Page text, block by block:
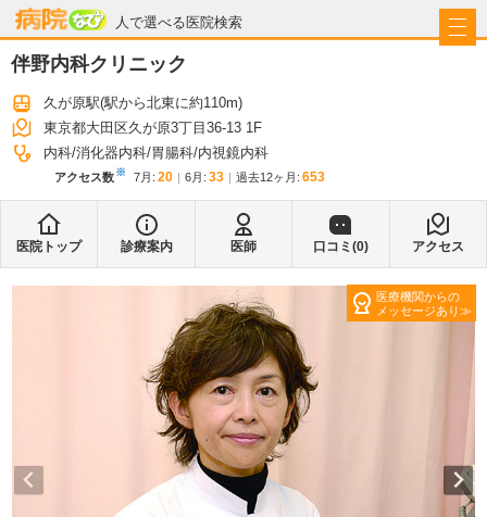
人で選べる医院検索
病院なび
伴野内科クリニック
久が原駅(駅から北東に約110m)
東京都大田区久が原3丁目36-13 1F
内科 消化器内科 胃腸科 内視鏡内科
アクセス数※ 7月 : 20 6月 : 33 過去12ヶ月: 653
医院トップ 診療案内 医師 口コミ(0) アクセス
医療機関からの
メッセージあり